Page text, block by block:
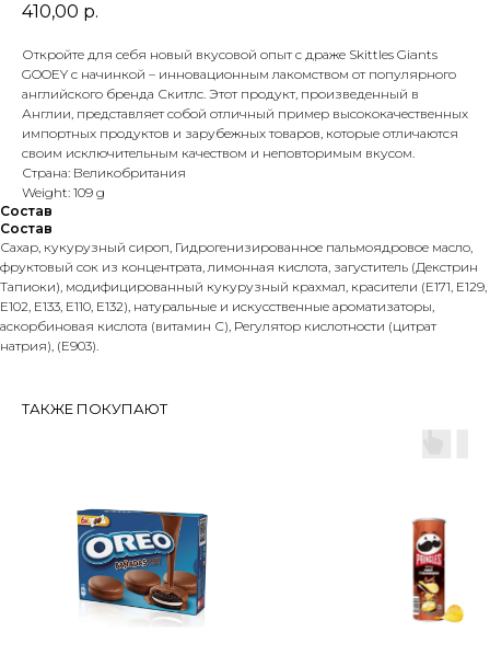
410,00 р.
Откройте для себя новый вкусовой опыт с драже Skittles Giants
GOOEY с начинкой – инновационным лакомством от популярного
английского бренда Скитлс. Этот продукт, произведенный в
Англии, представляет собой отличный пример высококачественных
импортных продуктов и зарубежных товаров, которые отличаются
своим исключительным качеством и неповторимым вкусом.
Страна: Великобритания
Weight: 109 g
Состав
Состав
Сахар, кукурузный сироп, Гидрогенизированное пальмоядровое масло,
фруктовый сок из концентрата, лимонная кислота, загуститель (Декстрин
Тапиоки), модифицированный кукурузный крахмал, красители (Е171, Е129,
Е102, Е133, Е110, E132), натуральные и искусственные ароматизаторы,
аскорбиновая кислота (витамин С), Регулятор кислотности (цитрат
натрия), (E903).
ТАКЖЕ ПОКУПАЮТ